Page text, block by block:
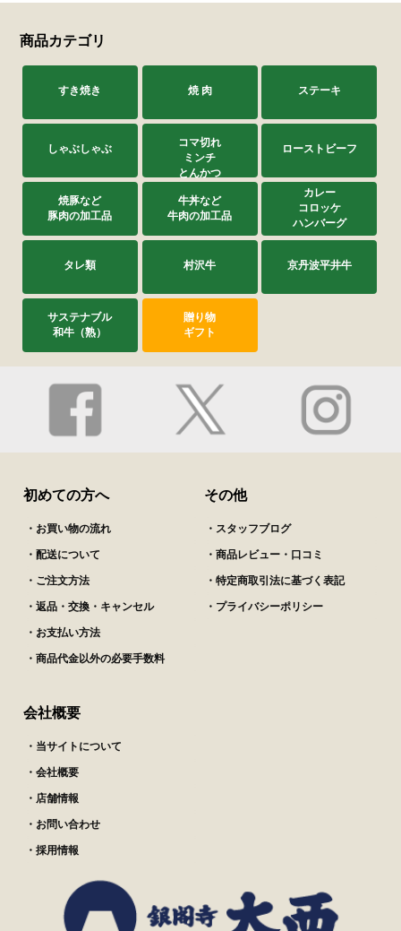
商品カテゴリ
すき焼き 焼 肉 ステーキ
しゃぶしゃぶ
コマ切れ
ミンチ
とんかつ
ローストビーフ
焼豚など
豚肉の加工品
牛丼など
牛肉の加工品
カレー
コロッケ
ハンバーグ
タレ類 村沢牛 京丹波平井牛
サステナブル
和牛（熟）
贈り物
ギフト
初めての方へ
・お買い物の流れ
・配送について
・ご注文方法
・返品・交換・キャンセル
・お支払い方法
・商品代金以外の必要手数料
その他
・スタッフブログ
・商品レビュー・口コミ
・特定商取引法に基づく表記
・プライバシーポリシー
会社概要
・当サイトについて
・会社概要
・店舗情報
・お問い合わせ
・採用情報